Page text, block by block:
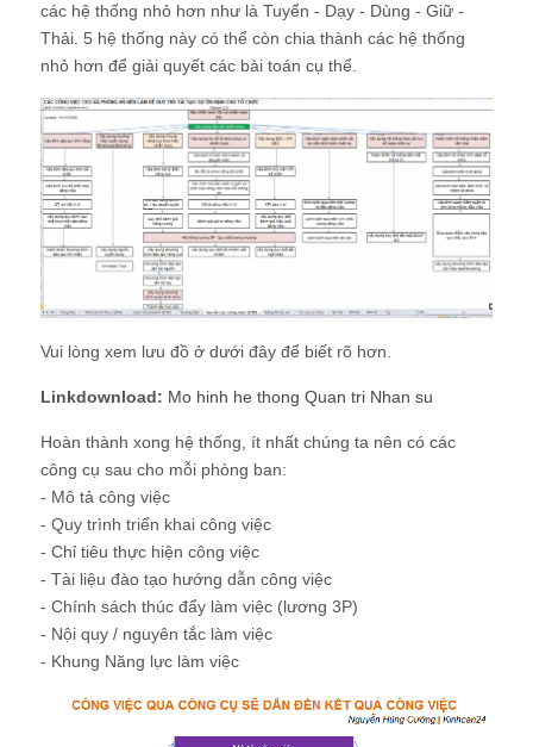
các hệ thống nhỏ hơn như là Tuyển - Dạy - Dùng - Giữ -
Thải. 5 hệ thống này có thể còn chia thành các hệ thống
nhỏ hơn để giải quyết các bài toán cụ thể.
Vui lòng xem lưu đồ ở dưới đây để biết rõ hơn.
Linkdownload: Mo hinh he thong Quan tri Nhan su
Hoàn thành xong hệ thống, ít nhất chúng ta nên có các
công cụ sau cho mỗi phòng ban:
- Mô tả công việc
- Quy trình triển khai công việc
- Chỉ tiêu thực hiện công việc
- Tài liệu đào tạo hướng dẫn công việc
- Chính sách thúc đẩy làm việc (lương 3P)
- Nội quy / nguyên tắc làm việc
- Khung Năng lực làm việc